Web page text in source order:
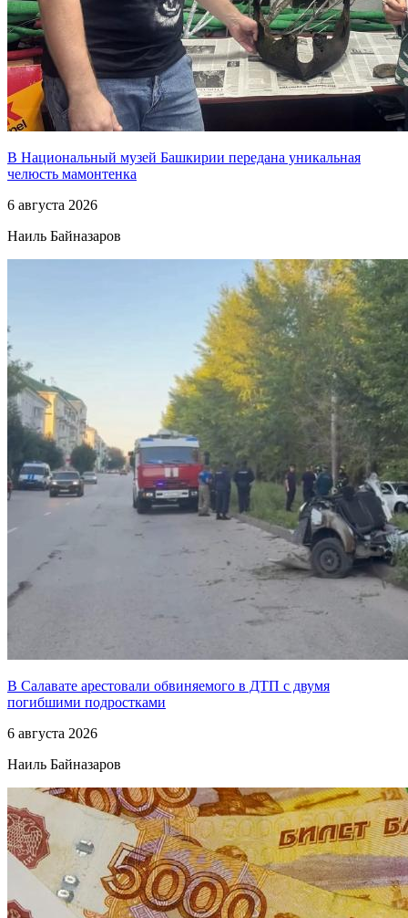
В Национальный музей Башкирии передана уникальная
челюсть мамонтенка
6 августа 2026
Наиль Байназаров
В Салавате арестовали обвиняемого в ДТП с двумя
погибшими подростками
6 августа 2026
Наиль Байназаров